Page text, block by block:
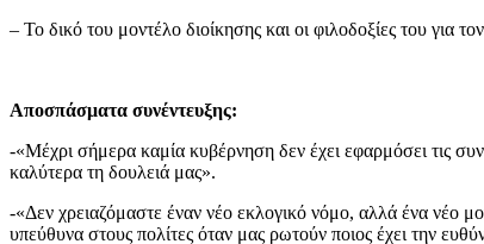
– Το δικό του μοντέλο διοίκησης και οι φιλοδοξίες του για
Αποσπάσματα συνέντευξης:
-«Μέχρι σήμερα καμία κυβέρνηση δεν έχει εφαρμόσει τις
καλύτερα τη δουλειά μας».
-«Δεν χρειαζόμαστε έναν νέο εκλογικό νόμο, αλλά ένα νέο
υπεύθυνα στους πολίτες όταν μας ρωτούν ποιος έχει την